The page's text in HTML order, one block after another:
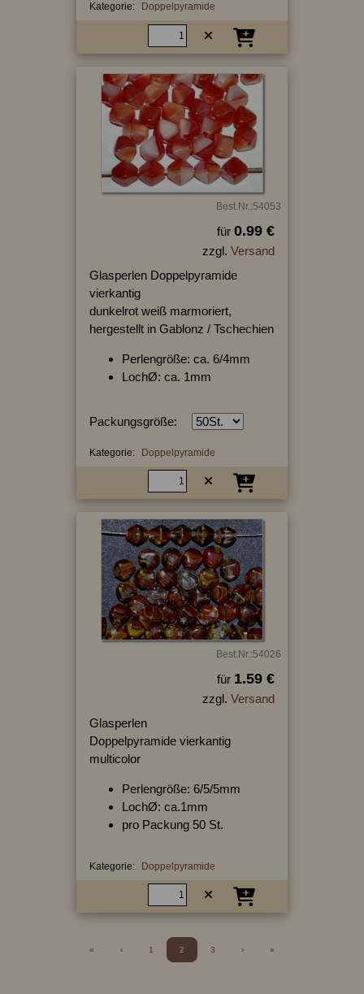
Kategorie: Doppelpyramide
Best.Nr.:54053
für 0.99 €
zzgl. Versand
Glasperlen Doppelpyramide
vierkantig
dunkelrot weiß marmoriert,
hergestellt in Gablonz / Tschechien
Perlengröße: ca. 6/4mm
LochØ: ca. 1mm
Packungsgröße:
Kategorie: Doppelpyramide
Best.Nr.:54026
für 1.59 €
zzgl. Versand
Glasperlen
Doppelpyramide vierkantig
multicolor
Perlengröße: 6/5/5mm
LochØ: ca.1mm
pro Packung 50 St.
Kategorie: Doppelpyramide
« ‹ 1 2 3 › »